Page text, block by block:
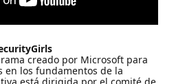
creado por Microsoft para
en los fundamentos de la
está dirigida por el comité de